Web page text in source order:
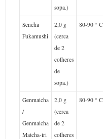
sopa.)
Sencha
Fukamushi
2,0 g
(cerca
de 2
colheres
de
sopa.)
80-90 ° C
Genmaicha
/
Genmaicha
Matcha-iri
2,0 g
(cerca
de 2
colheres
80-90 ° C